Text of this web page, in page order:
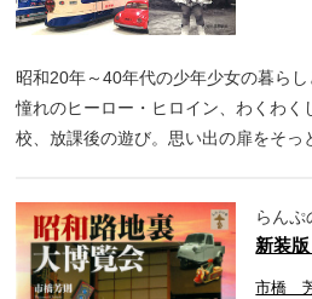
昭和20年～40年代の少年少女の暮ら
憧れのヒーロー・ヒロイン、わくわく
校、放課後の遊び。思い出の扉をそっ
らんぷ
新装
市橋